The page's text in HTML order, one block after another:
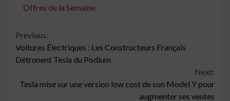
Offres de la Semaine
Continue
Reading
Previous:
Voitures Électriques : Les Constructeurs Français
Détronent Tesla du Podium
Next:
Tesla mise sur une version low cost de son Model Y pour
augmenter ses ventes